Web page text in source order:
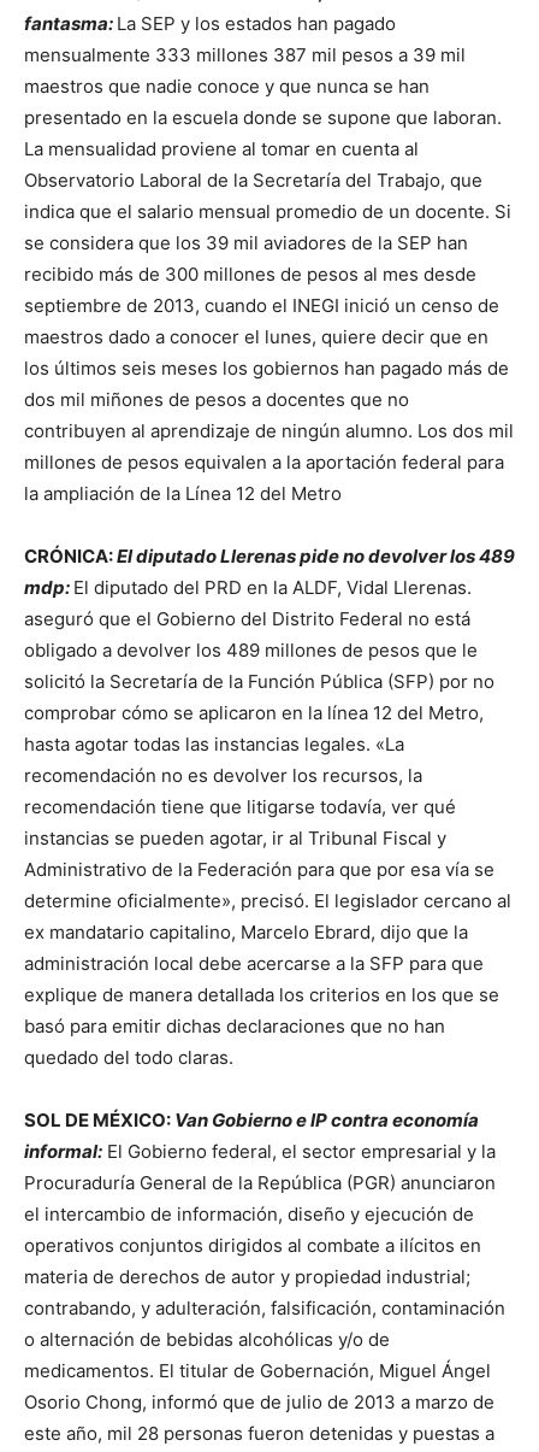
fantasma: La SEP y los estados han pagado
mensualmente 333 millones 387 mil pesos a 39 mil
maestros que nadie conoce y que nunca se han
presentado en la escuela donde se supone que laboran.
La mensualidad proviene al tomar en cuenta al
Observatorio Laboral de la Secretaría del Trabajo, que
indica que el salario mensual promedio de un docente. Si
se considera que los 39 mil aviadores de la SEP han
recibido más de 300 millones de pesos al mes desde
septiembre de 2013, cuando el INEGI inició un censo de
maestros dado a conocer el lunes, quiere decir que en
los últimos seis meses los gobiernos han pagado más de
dos mil miñones de pesos a docentes que no
contribuyen al aprendizaje de ningún alumno. Los dos mil
millones de pesos equivalen a la aportación federal para
la ampliación de la Línea 12 del Metro
CRÓNICA:El diputado Llerenas pide no devolver los 489
mdp: El diputado del PRD en la ALDF, Vidal Llerenas.
aseguró que el Gobierno del Distrito Federal no está
obligado a devolver los 489 millones de pesos que le
solicitó la Secretaría de la Función Pública (SFP) por no
comprobar cómo se aplicaron en la línea 12 del Metro,
hasta agotar todas las instancias legales. «La
recomendación no es devolver los recursos, la
recomendación tiene que litigarse todavía, ver qué
instancias se pueden agotar, ir al Tribunal Fiscal y
Administrativo de la Federación para que por esa vía se
determine oficialmente», precisó. El legislador cercano al
ex mandatario capitalino, Marcelo Ebrard, dijo que la
administración local debe acercarse a la SFP para que
explique de manera detallada los criterios en los que se
basó para emitir dichas declaraciones que no han
quedado del todo claras.
SOL DE MÉXICO: Van Gobierno e IP contra economía
informal: El Gobierno federal, el sector empresarial y la
Procuraduría General de la República (PGR) anunciaron
el intercambio de información, diseño y ejecución de
operativos conjuntos dirigidos al combate a ilícitos en
materia de derechos de autor y propiedad industrial;
contrabando, y adulteración, falsificación, contaminación
o alternación de bebidas alcohólicas y/o de
medicamentos. El titular de Gobernación, Miguel Ángel
Osorio Chong, informó que de julio de 2013 a marzo de
este año, mil 28 personas fueron detenidas y puestas a